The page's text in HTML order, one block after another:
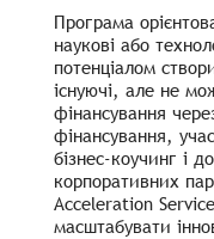
Програма
наукові або
потенціалом
існуючі, але не
фінансування
фінансування,
бізнес-коучинг і
корпоративних
Acceleration
масштабувати